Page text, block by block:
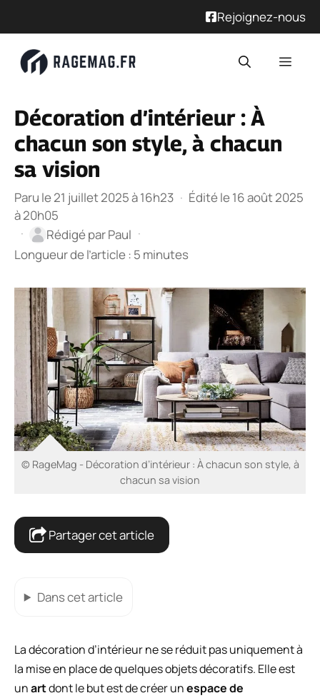
Rejoignez-nous
Décoration d’intérieur : À
chacun son style, à chacun
sa vision
Paru le 21 juillet 2025 à 16h23 · Édité le 16 août 2025
à 20h05
·
Rédigé parPaul ·
Longueur de l’article : 5 minutes
© RageMag - Décoration d’intérieur : À chacun son style, à
chacun sa vision
Partager cet article
Dans cet article
La décoration d’intérieur ne se réduit pas uniquement à
la mise en place de quelques objets décoratifs. Elle est
unartdont le but est de créer unespace de